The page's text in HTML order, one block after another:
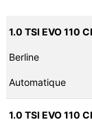
1.0 TSI EVO 110
Berline
Automatique
1.0 TSI EVO 110